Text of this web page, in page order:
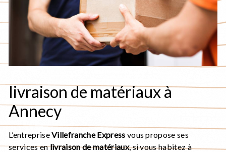
livraison de matériaux à
Annecy
L’entrepriseVillefranche Express vous propose ses
services enlivraison de matériaux, si vous habitez à